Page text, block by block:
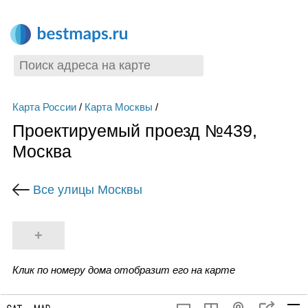
Карта России/ Карта Москвы /
Проектируемый проезд №439,
Москва
Все улицы Москвы
+
Клик по номеру дома отобразит его на карте